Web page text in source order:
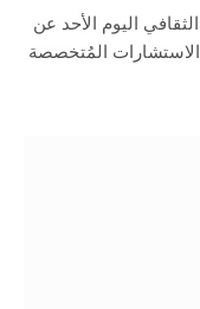
الصندوق الثقافي اليوم الأحد عن
المُتخصصة